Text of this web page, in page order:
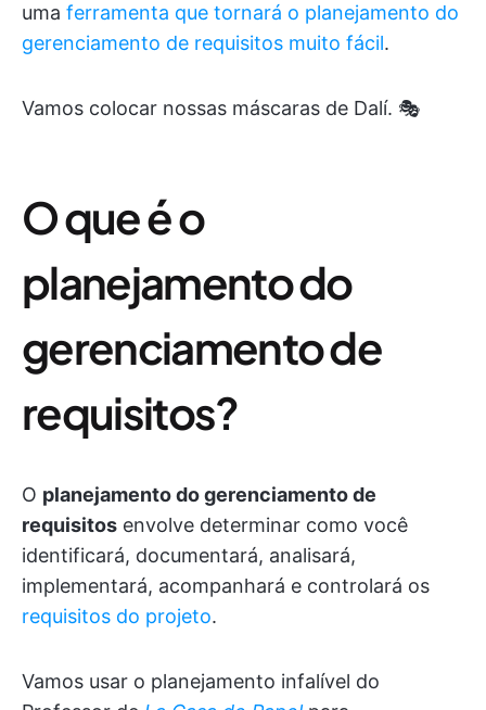
uma ferramenta que tornará o planejamento do
gerenciamento de requisitos muito fácil.
Vamos colocar nossas máscaras de Dalí. 🎭
O que é o
planejamento do
gerenciamento de
requisitos?
O planejamento do gerenciamento de
requisitos envolve determinar como você
identificará, documentará, analisará,
implementará, acompanhará e controlará os
requisitos do projeto.
Vamos usar o planejamento infalível do